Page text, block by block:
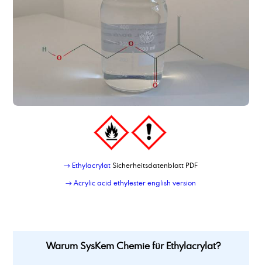
→ EthylacrylatSicherheitsdatenblatt PDF
→ Acrylic acid ethylester english version
Warum SysKem Chemie für Ethylacrylat?